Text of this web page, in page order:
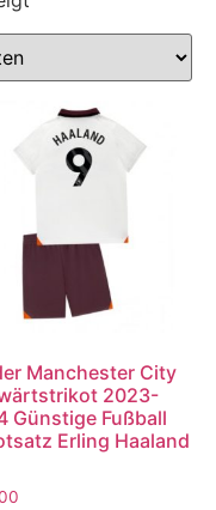
Manchester City
2023-
Günstige Fußball
Erling Haaland